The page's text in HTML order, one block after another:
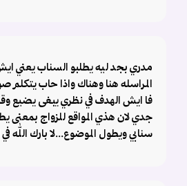
مدري بجد ليه يطلبو السناب يعني
المراسله هنا وهناك واذا حاب
فا ايش الهدف في نظري يبغى يضيع
جدي لان هذي المواقع للزواج بمعنى
سنابي ويطول الموضوع...لا بارك الله